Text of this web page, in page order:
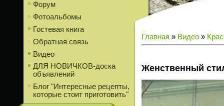
Форум
Фотоальбомы
Гостевая книга
Обратная связь
Видео
ДЛЯ НОВИЧКОВ-доска
объявлений
Блог "Интересные рецепты,
которые стоит приготовить"
Главная » Видео »
Женственный